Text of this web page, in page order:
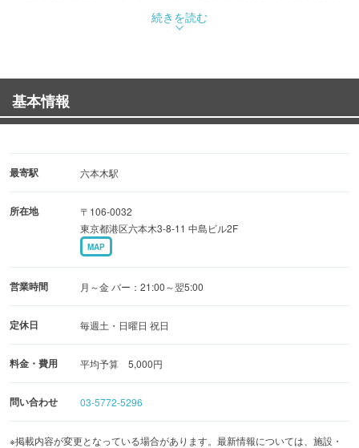
続きを読む
基本情報
最寄駅 六本木駅
所在地
〒106-0032
東京都港区六本木3-8-11 中島ビル2F
MAP
営業時間 月～金 バー：21:00～翌5:00
定休日 毎週土・日曜日 祝日
料金・費用 平均予算 5,000円
問い合わせ 03-5772-5296
※掲載内容が変更となっている場合があります。最新情報については、施設・